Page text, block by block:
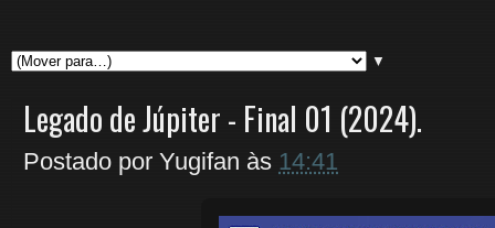
▼
Legado de Júpiter - Final 01 (2024).
Postado por Yugifan às 14:41